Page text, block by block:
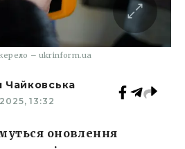
– ukrinform.ua
Чайковська
13:32
оновлення